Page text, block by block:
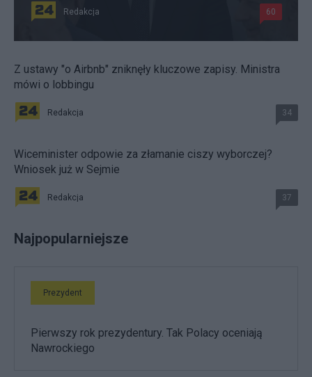
Redakcja 60
Z ustawy "o Airbnb" zniknęły kluczowe zapisy. Ministra
mówi o lobbingu
Redakcja 34
Wiceminister odpowie za złamanie ciszy wyborczej?
Wniosek już w Sejmie
Redakcja 37
Najpopularniejsze
Prezydent
Pierwszy rok prezydentury. Tak Polacy oceniają
Nawrockiego